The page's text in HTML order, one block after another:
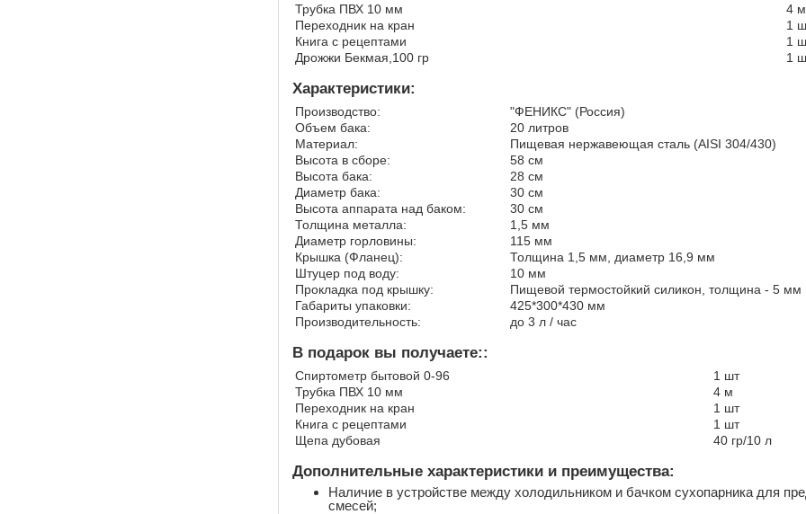
Трубка ПВХ 10 мм
4 м
Переходник на кран
1
Книга с рецептами
1
Дрожжи Бекмая,100 гр
1
Характеристики:
Производство:
"ФЕНИКС" (Россия)
Объем бака:
20 литров
Материал:
Пищевая нержавеющая сталь (AISI 304/430)
Высота в сборе:
58 см
Высота бака:
28 см
Диаметр бака:
30 см
Высота аппарата над баком:
30 см
Толщина металла:
1,5 мм
Диаметр горловины:
115 мм
Крышка (Фланец):
Толщина 1,5 мм, диаметр 16,9 мм
Штуцер под воду:
10 мм
Прокладка под крышку:
Пищевой термостойкий силикон, толщина - 5 мм
Габариты упаковки:
425*300*430 мм
Производительность:
до 3 л / час
В подарок вы получаете::
Спиртометр бытовой 0-96
1 шт
Трубка ПВХ 10 мм
4 м
Переходник на кран
1 шт
Книга с рецептами
1 шт
Щепа дубовая
40 гр/10 л
Дополнительные характеристики и преимущества:
Наличие в устройстве между холодильником и бачком сухопарника для
смесей;